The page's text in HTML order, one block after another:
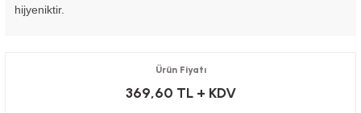
hijyeniktir.
Ürün Fiyatı
369,60 TL + KDV